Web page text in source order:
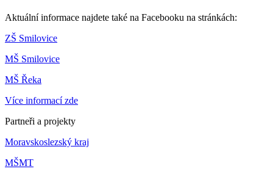
Aktuální informace najdete také na Facebooku na stránkách:
ZŠ Smilovice
MŠ Smilovice
MŠ Řeka
Více informací zde
Partneři a projekty
Moravskoslezský kraj
MŠMT